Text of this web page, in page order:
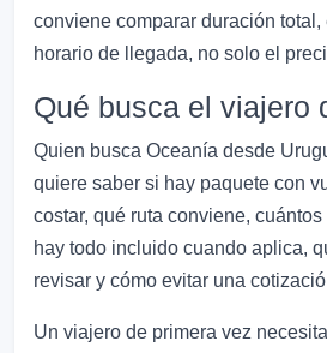
conviene comparar duración
horario de llegada, no solo el
Qué busca el viajero
Quien busca Oceanía desde
quiere saber si hay paquete con
costar, qué ruta conviene,
hay todo incluido cuando aplica,
revisar y cómo evitar una
Un viajero de primera vez